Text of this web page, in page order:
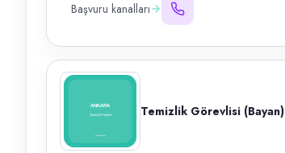
Başvuru kanalları
Temizlik Görevlisi (Bayan)